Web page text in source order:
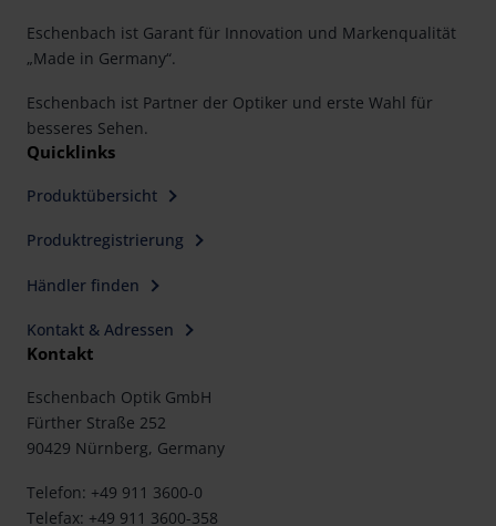
Eschenbach ist Garant für Innovation und Markenqualität
„Made in Germany“.
Eschenbach ist Partner der Optiker und erste Wahl für
besseres Sehen.
Quicklinks
Produktübersicht
Produktregistrierung
Händler finden
Kontakt & Adressen
Kontakt
Eschenbach Optik GmbH
Fürther Straße 252
90429 Nürnberg, Germany
Telefon: +49 911 3600-0
Telefax: +49 911 3600-358